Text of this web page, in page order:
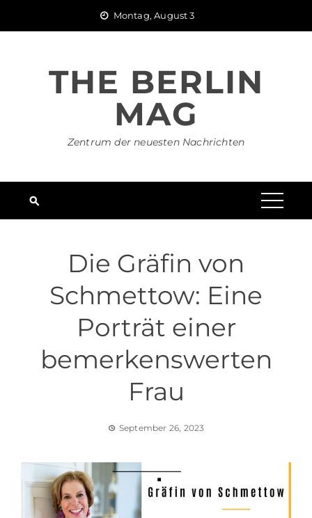
Montag, August 3
THE BERLIN
MAG
Zentrum der neuesten Nachrichten
Die Gräfin von
Schmettow: Eine
Porträt einer
bemerkenswerten
Frau
September 26, 2023